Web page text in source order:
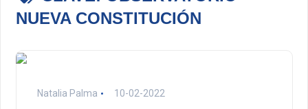
NUEVA CONSTITUCIÓN
Natalia Palma 10-02-2022